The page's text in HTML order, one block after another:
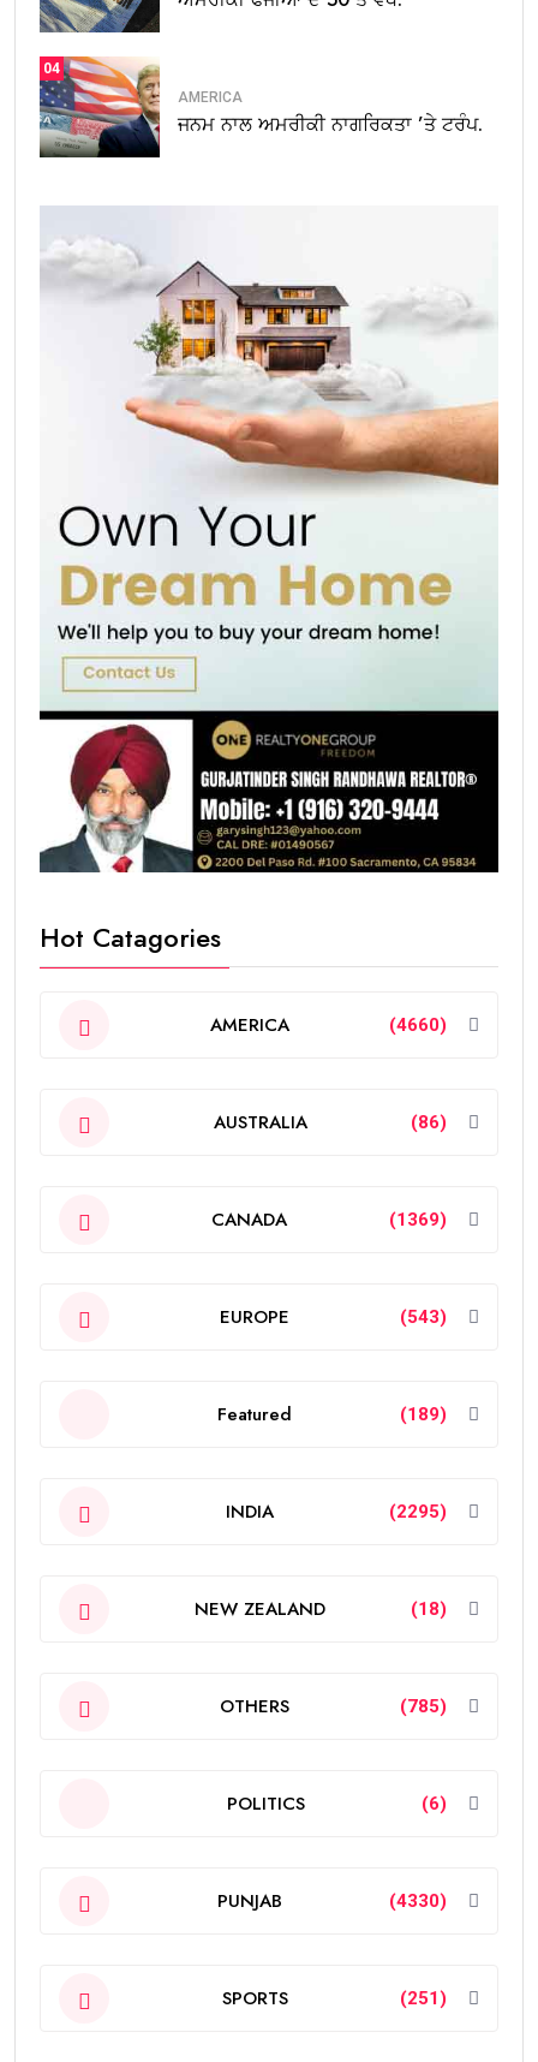
04
AMERICA
ਜਨਮ ਨਾਲ ਅਮਰੀਕੀ ਨਾਗਰਿਕਤਾ ’ਤੇ ਟਰੰਪ.
Hot Catagories
AMERICA (4660)
AUSTRALIA (86)
CANADA (1369)
EUROPE (543)
Featured (189)
INDIA (2295)
NEW ZEALAND (18)
OTHERS (785)
POLITICS (6)
PUNJAB (4330)
SPORTS (251)